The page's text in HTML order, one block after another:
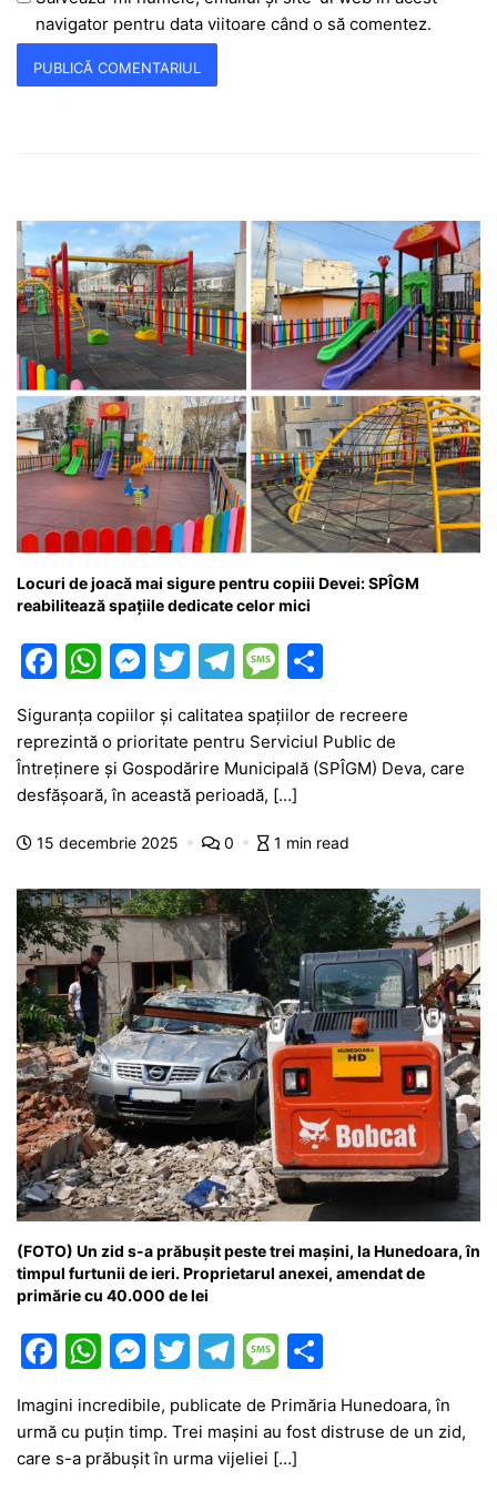
navigator pentru data viitoare când o să comentez.
Locuri de joacă mai sigure pentru copiii Devei: SPÎGM
reabilitează spațiile dedicate celor mici
F
c
e
b
o
k
W
at
s
A
p
M
s
s
e
n
er
T
itt
er
T
e
gr
a
m
M
s
s
a
g
ta
je
z
Siguranța copiilor și calitatea spațiilor de recreere
reprezintă o prioritate pentru Serviciul Public de
Întreținere și Gospodărire Municipală (SPÎGM) Deva, care
desfășoară, în această perioadă, […]
15 decembrie 2025 0 1 min read
(FOTO) Un zid s-a prăbușit peste trei mașini, la Hunedoara, în
timpul furtunii de ieri. Proprietarul anexei, amendat de
primărie cu 40.000 de lei
F
c
e
W
at
s
M
s
s
T
itt
er
T
e
gr
M
s
s
ta
Imagini incredibile, publicate de Primăria Hunedoara, în
urmă cu puțin timp. Trei mașini au fost distruse de un zid,
care s-a prăbușit în urma vijeliei […]